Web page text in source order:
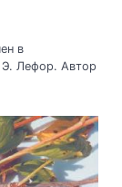
в
Э. Лефор. Автор